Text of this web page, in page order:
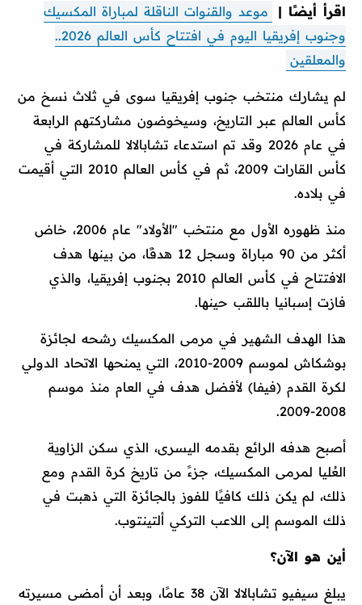
اقرأ أيضًا |
موعد والقنوات الناقلة لمباراة المكسيك
وجنوب إفريقيا اليوم في افتتاح كأس العالم 2026..
والمعلقين
لم يشارك منتخب جنوب إفريقيا سوى في ثلاث نسخ من
كأس العالم عبر التاريخ، وسيخوضون مشاركتهم الرابعة
في عام 2026 وقد تم استدعاء تشابالالا للمشاركة في
كأس القارات 2009، ثم في كأس العالم 2010 التي أقيمت
في بلاده.
منذ ظهوره الأول مع منتخب "الأولاد" عام 2006، خاض
أكثر من 90 مباراة وسجل 12 هدفًا، من بينها هدف
الافتتاح في كأس العالم 2010 بجنوب إفريقيا، والذي
فازت إسبانيا باللقب حينها.
هذا الهدف الشهير في مرمى المكسيك رشحه لجائزة
بوشكاش لموسم 2009-2010، التي يمنحها الاتحاد الدولي
لكرة القدم (فيفا) لأفضل هدف في العام منذ موسم
2008-2009.
أصبح هدفه الرائع بقدمه اليسرى، الذي سكن الزاوية
العُليا لمرمى المكسيك، جزءً من تاريخ كرة القدم ومع
ذلك، لم يكن ذلك كافيًا للفوز بالجائزة التي ذهبت في
ذلك الموسم إلى اللاعب التركي ألتينتوب.
أين هو الآن؟
يبلغ سيفيو تشابالالا الآن 38 عامًا، وبعد أن أمضى مسيرته